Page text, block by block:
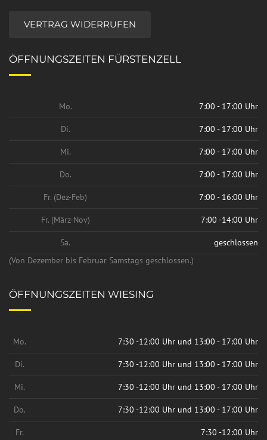
VERTRAG WIDERRUFEN
ÖFFNUNGSZEITEN FÜRSTENZELL
Mo. 7:00 - 17:00 Uhr
Di. 7:00 - 17:00 Uhr
Mi. 7:00 - 17:00 Uhr
Do. 7:00 - 17:00 Uhr
Fr. (Dez-Feb) 7:00 - 16:00 Uhr
Fr. (März-Nov) 7:00 -14:00 Uhr
Sa.
geschlossen
(Von Dezember bis Februar Samstags geschlossen.)
ÖFFNUNGSZEITEN WIESING
Mo. 7:30 -12:00 Uhr und 13:00 - 17:00 Uhr
Di. 7:30 -12:00 Uhr und 13:00 - 17:00 Uhr
Mi. 7:30 -12:00 Uhr und 13:00 - 17:00 Uhr
Do. 7:30 -12:00 Uhr und 13:00 - 17:00 Uhr
Fr. 7:30 -12:00 Uhr